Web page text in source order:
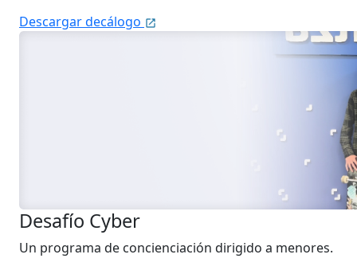
Descargar decálogo
Desafío Cyber
Un programa de concienciación dirigido a menores.